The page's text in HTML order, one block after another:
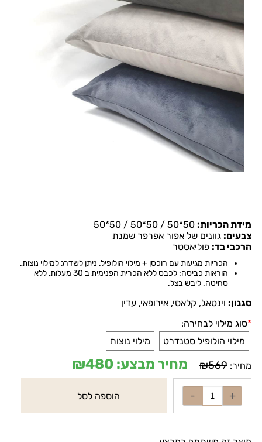
מידת הכריות:
צבעים: גוונים של אפור אפרפר שמנת
הרכבי בד: פוליאסטר
הכריות מגיעות עם רוכסן + מילוי הולופיל. ניתן לשדרג למילוי נוצות.
הוראות כביסה: לכבס ללא הכרית הפנימית ב 30 מעלות, ללא
סחיטה. ליבש בצל.
סגנון: וינטאג', קלאסי, אירופאי, עדין
*סוג מילוי לבחירה:
מילוי הולופיל סטנדרט
מילוי נוצות
מחיר: ₪569 מחיר מבצע: ₪480
הוספה לסל